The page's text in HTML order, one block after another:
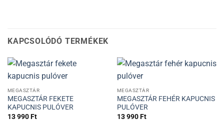
KAPCSOLÓDÓ TERMÉKEK
MEGASZTÁR
MEGASZTÁR FEKETE
KAPUCNIS PULÓVER
13 990Ft
MEGASZTÁR
MEGASZTÁR FEHÉR KAPUCNIS
PULÓVER
13 990Ft